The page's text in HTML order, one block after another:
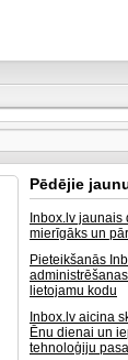
Pēdējie
Inbox.lv
mierīgāks un
Pieteikšanās
lietojamu kodu
Inbox.lv aicina
Ēnu dienai un
tehnoloģiju